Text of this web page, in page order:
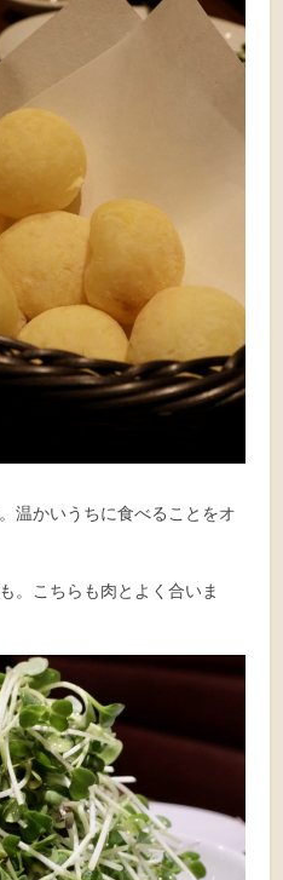
温かいうちに食べることをオ
。こちらも肉とよく合いま